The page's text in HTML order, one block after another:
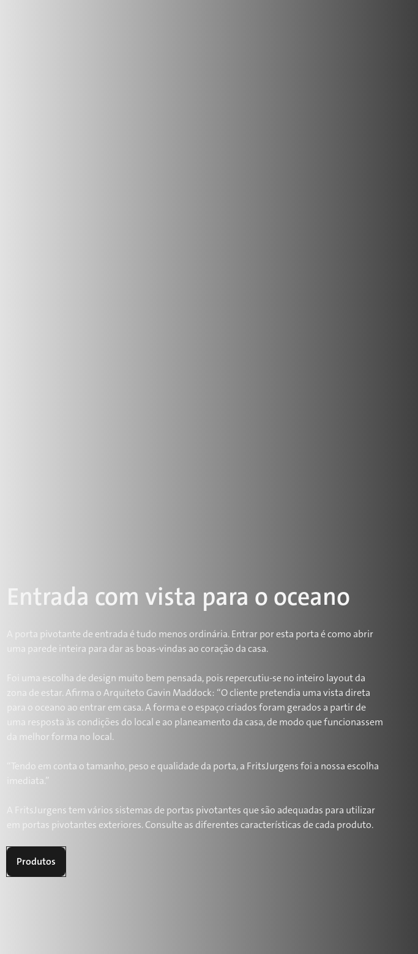
Entrada com vista para o oceano
A porta pivotante de entrada é tudo menos ordinária. Entrar por esta porta é como abrir
uma parede inteira para dar as boas-vindas ao coração da casa.
Foi uma escolha de design muito bem pensada, pois repercutiu-se no inteiro layout da
zona de estar. Afirma o Arquiteto Gavin Maddock: “O cliente pretendia uma vista direta
para o oceano ao entrar em casa. A forma e o espaço criados foram gerados a partir de
uma resposta às condições do local e ao planeamento da casa, de modo que funcionassem
da melhor forma no local.
“Tendo em conta o tamanho, peso e qualidade da porta, a FritsJurgens foi a nossa escolha
imediata.”
A FritsJurgens tem vários sistemas de portas pivotantes que são adequadas para utilizar
em portas pivotantes exteriores. Consulte as diferentes características de cada produto.
Produtos